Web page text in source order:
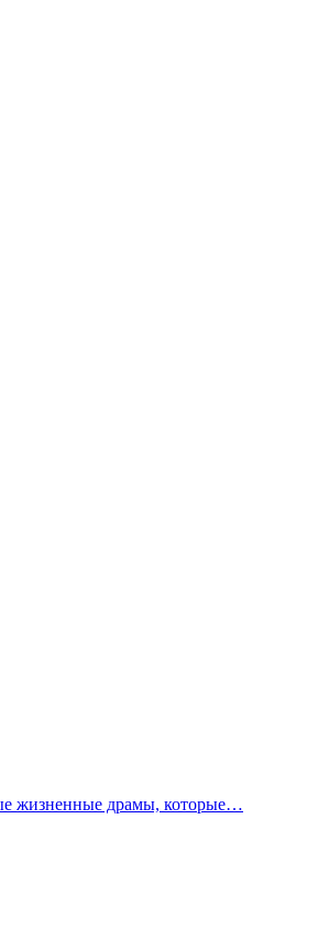
жизненные драмы, которые…